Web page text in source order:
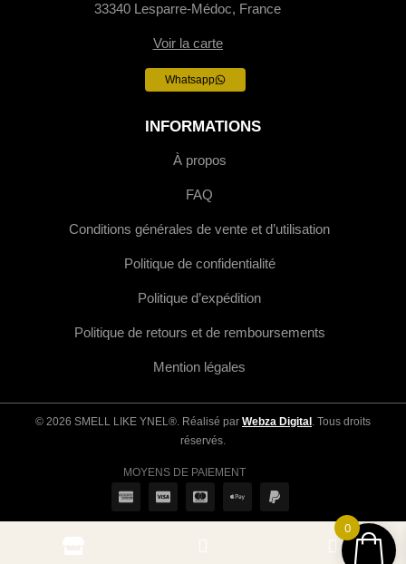
INFORMATIONS
À propos
FAQ
Conditions générales de vente et d’utilisation
Politique de confidentialité
Politique d’expédition
Politique de retours et de remboursements
Mention légales
33340 Lesparre-Médoc, France
Voir la carte
Whatsapp
© 2026 SMELL LIKE YNEL®. Réalisé par Webza Digital . Tous droits
réservés.
MOYENS DE PAIEMENT
0